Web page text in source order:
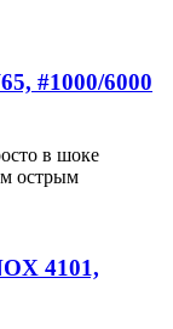
#1000/6000
в шоке
острым
4101,